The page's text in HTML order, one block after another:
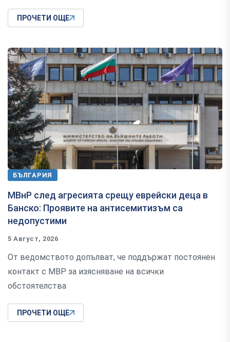
ПРОЧЕТИ ОЩЕ
БЪЛГАРИЯ
МВнР след агресията срещу еврейски деца в
Банско: Проявите на антисемитизъм са
недопустими
5 Август, 2026
От ведомството допълват, че поддържат постоянен
контакт с МВР за изясняване на всички
обстоятелства
ПРОЧЕТИ ОЩЕ